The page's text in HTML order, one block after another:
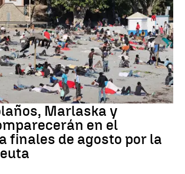
Marlaska y
en el
finales de agosto por la